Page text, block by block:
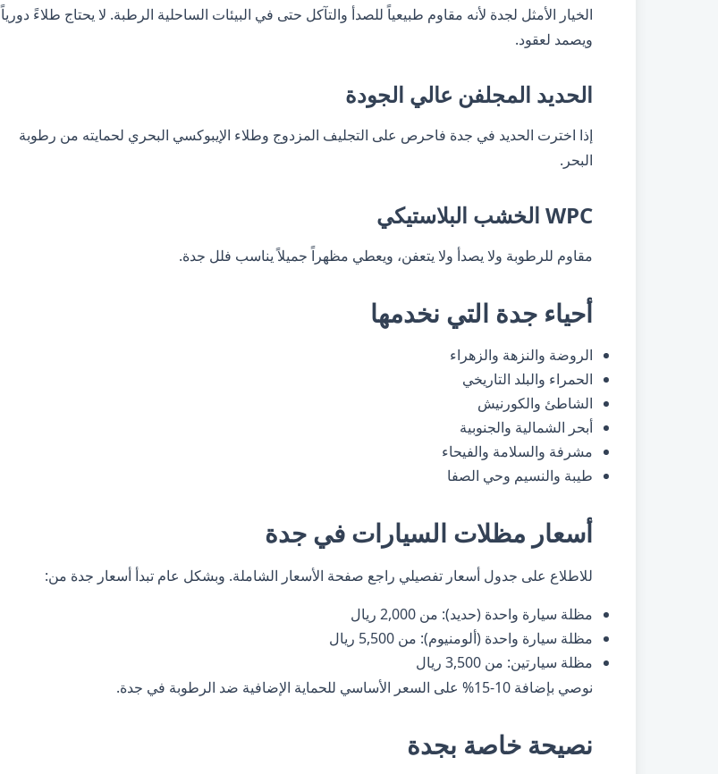
الخيار الأمثل لجدة لأنه مقاوم طبيعياً للصدأ والتآكل حتى في البيئات الساحلية الرطبة. لا يحتاج طلاءً دورياً
ويصمد لعقود.
الحديد المجلفن عالي الجودة
إذا اخترت الحديد في جدة فاحرص على التجليف المزدوج وطلاء الإيبوكسي البحري لحمايته من رطوبة
البحر.
WPC الخشب البلاستيكي
مقاوم للرطوبة ولا يصدأ ولا يتعفن، ويعطي مظهراً جميلاً يناسب فلل جدة.
أحياء جدة التي نخدمها
الروضة والنزهة والزهراء
الحمراء والبلد التاريخي
الشاطئ والكورنيش
أبحر الشمالية والجنوبية
مشرفة والسلامة والفيحاء
طيبة والنسيم وحي الصفا
أسعار مظلات السيارات في جدة
للاطلاع على جدول أسعار تفصيلي راجع صفحة الأسعار الشاملة. وبشكل عام تبدأ أسعار جدة من:
مظلة سيارة واحدة (حديد): من 2,000 ريال
مظلة سيارة واحدة (ألومنيوم): من 5,500 ريال
مظلة سيارتين: من 3,500 ريال
نوصي بإضافة 10-15% على السعر الأساسي للحماية الإضافية ضد الرطوبة في جدة.
نصيحة خاصة بجدة